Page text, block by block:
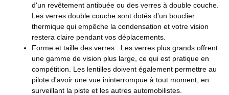
d'un revêtement antibuée ou des verres à double couche.
Les verres double couche sont dotés d'un bouclier
thermique qui empêche la condensation et votre vision
restera claire pendant vos déplacements.
Forme et taille des verres : Les verres plus grands offrent
une gamme de vision plus large, ce qui est pratique en
compétition. Les lentilles doivent également permettre au
pilote d'avoir une vue ininterrompue à tout moment, en
surveillant la piste et les autres automobilistes.